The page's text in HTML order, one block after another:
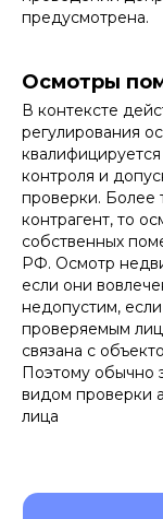
предусмотрена.
Осмотры
В контексте
регулирования
контроля и
проверки. Более
контрагент, то
собственных
РФ. Осмотр
если они
недопустим,
проверяемым
связана с
Поэтому обычно
видом проверки
лица